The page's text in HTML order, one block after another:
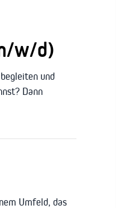
w/d)
und
Dann
Umfeld, das